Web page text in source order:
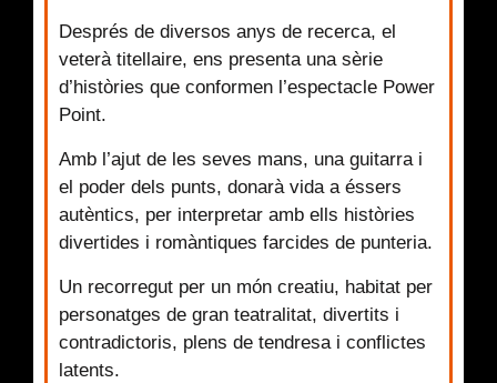
Després de diversos anys de recerca, el
veterà titellaire, ens presenta una sèrie
d’històries que conformen l’espectacle Power
Point.
Amb l’ajut de les seves mans, una guitarra i
el poder dels punts, donarà vida a éssers
autèntics, per interpretar amb ells històries
divertides i romàntiques farcides de punteria.
Un recorregut per un món creatiu, habitat per
personatges de gran teatralitat, divertits i
contradictoris, plens de tendresa i conflictes
latents.